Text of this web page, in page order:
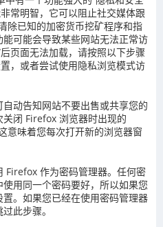
常明智，它可以阻止社交媒体跟
除已知的加密货币挖矿程序和指
可能会导致某些网站无法正常访
页面无法加载，请按照以下步骤
，或者尝试使用隐私浏览模式访
动告知网站不要出售或共享您的
闭 Firefox 浏览器时出现的
意味着您每次打开新的浏览器窗
Firefox 作为密码管理器。任何密
用同一个密码要好，所以如果您
。如果您已经在使用密码管理器
此步骤。